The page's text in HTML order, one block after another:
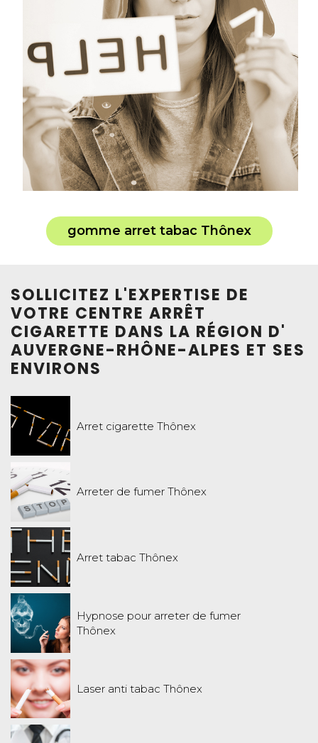
gomme arret tabac Thônex
SOLLICITEZ L'EXPERTISE DE
VOTRE CENTRE ARRÊT
CIGARETTE DANS LA RÉGION D'
AUVERGNE-RHÔNE-ALPES ET SES
ENVIRONS
Arret cigarette Thônex
Arreter de fumer Thônex
Arret tabac Thônex
Hypnose pour arreter de fumer
Thônex
Laser anti tabac Thônex